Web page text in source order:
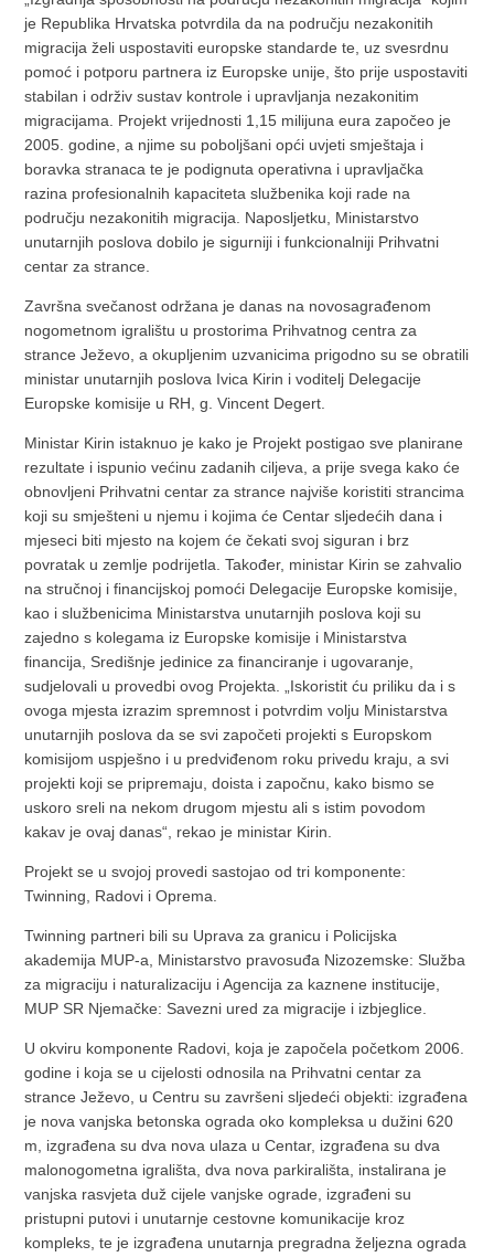
je Republika Hrvatska potvrdila da na području nezakonitih
migracija želi uspostaviti europske standarde te, uz svesrdnu
pomoć i potporu partnera iz Europske unije, što prije uspostaviti
stabilan i održiv sustav kontrole i upravljanja nezakonitim
migracijama. Projekt vrijednosti 1,15 milijuna eura započeo je
2005. godine, a njime su poboljšani opći uvjeti smještaja i
boravka stranaca te je podignuta operativna i upravljačka
razina profesionalnih kapaciteta službenika koji rade na
području nezakonitih migracija. Naposljetku, Ministarstvo
unutarnjih poslova dobilo je sigurniji i funkcionalniji Prihvatni
centar za strance.
Završna svečanost održana je danas na novosagrađenom
nogometnom igralištu u prostorima Prihvatnog centra za
strance Ježevo, a okupljenim uzvanicima prigodno su se obratili
ministar unutarnjih poslova Ivica Kirin i voditelj Delegacije
Europske komisije u RH, g. Vincent Degert.
Ministar Kirin istaknuo je kako je Projekt postigao sve planirane
rezultate i ispunio većinu zadanih ciljeva, a prije svega kako će
obnovljeni Prihvatni centar za strance najviše koristiti strancima
koji su smješteni u njemu i kojima će Centar sljedećih dana i
mjeseci biti mjesto na kojem će čekati svoj siguran i brz
povratak u zemlje podrijetla. Također, ministar Kirin se zahvalio
na stručnoj i financijskoj pomoći Delegacije Europske komisije,
kao i službenicima Ministarstva unutarnjih poslova koji su
zajedno s kolegama iz Europske komisije i Ministarstva
financija, Središnje jedinice za financiranje i ugovaranje,
sudjelovali u provedbi ovog Projekta. „Iskoristit ću priliku da i s
ovoga mjesta izrazim spremnost i potvrdim volju Ministarstva
unutarnjih poslova da se svi započeti projekti s Europskom
komisijom uspješno i u predviđenom roku privedu kraju, a svi
projekti koji se pripremaju, doista i započnu, kako bismo se
uskoro sreli na nekom drugom mjestu ali s istim povodom
kakav je ovaj danas“, rekao je ministar Kirin.
Projekt se u svojoj provedi sastojao od tri komponente:
Twinning, Radovi i Oprema.
Twinning partneri bili su Uprava za granicu i Policijska
akademija MUP-a, Ministarstvo pravosuđa Nizozemske: Služba
za migraciju i naturalizaciju i Agencija za kaznene institucije,
MUP SR Njemačke: Savezni ured za migracije i izbjeglice.
U okviru komponente Radovi, koja je započela početkom 2006.
godine i koja se u cijelosti odnosila na Prihvatni centar za
strance Ježevo, u Centru su završeni sljedeći objekti: izgrađena
je nova vanjska betonska ograda oko kompleksa u dužini 620
m, izgrađena su dva nova ulaza u Centar, izgrađena su dva
malonogometna igrališta, dva nova parkirališta, instalirana je
vanjska rasvjeta duž cijele vanjske ograde, izgrađeni su
pristupni putovi i unutarnje cestovne komunikacije kroz
kompleks, te je izgrađena unutarnja pregradna željezna ograda